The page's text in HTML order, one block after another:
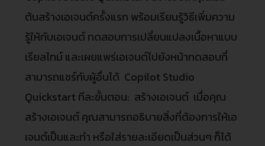
ต้นสร้างเอเจนต์ครั้งแรก พร้อมเรียนรู้วิธีเพิ่มความ
รู้ให้กับเอเจนต์ ทดสอบการเปลี่ยนแปลงเนื้อหาแบบ
เรียลไทม์ และเผยแพร่เอเจนต์ไปยังหน้าทดสอบที่
สามารถแชร์กับผู้อื่นได้ Copilot Studio
Quickstart ทีละขั้นตอน: สร้างเอเจนต์ เมื่อคุณ
สร้างเอเจนต์ คุณสามารถอธิบายสิ่งที่ต้องการให้เอ
เจนต์เป็นและทำ หรือใส่รายละเอียดเป็นส่วนๆ ก็ได้